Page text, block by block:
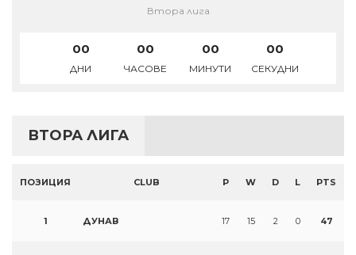
Втора лига
00
ДНИ
00
ЧАСОВЕ
00
МИНУТИ
00
СЕКУДНИ
ВТОРА ЛИГА
ПОЗИЦИЯ CLUB P W D L PTS
1 ДУНАВ 17 15 2 0 47